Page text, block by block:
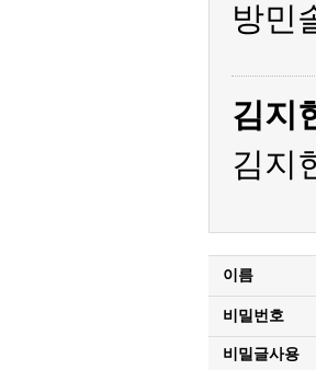
방민
김지
김지
이름
비밀번호
비밀글사용